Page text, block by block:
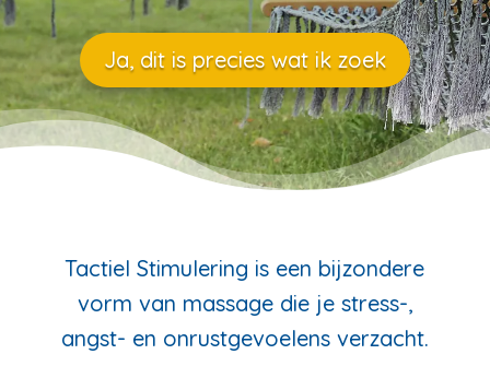
Ja, dit is precies wat ik zoek
Tactiel Stimulering is een bijzondere
vorm van massage die je stress-,
angst- en onrustgevoelens verzacht.